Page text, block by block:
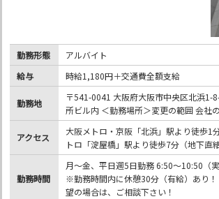
勤務形態
アルバイト
給与
時給1,180円＋交通費全額支給
勤務地
〒541-0041 大阪府大阪市中央区北浜
所ビル内 ＜勤務場所＞変更の範囲 会社
アクセス
大阪メトロ・京阪「北浜」駅より徒歩1
トロ「淀屋橋」駅より徒歩7分（地下直結
勤務時間
月～金、平日週5日勤務 6:50～10:50（
※勤務時間内に休憩30分（有給）あり
望の場合は、ご相談下さい！